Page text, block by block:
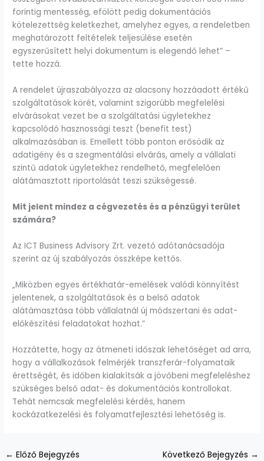
forintig mentesség, efölött pedig dokumentációs
kötelezettség keletkezhet, amelyhez egyes, a rendeletben
meghatározott feltételek teljesülése esetén
egyszerűsített helyi dokumentum is elegendő lehet” –
tette hozzá.
A rendelet újraszabályozza az alacsony hozzáadott értékű
szolgáltatások körét, valamint szigorúbb megfelelési
elvárásokat vezet be a szolgáltatási ügyletekhez
kapcsolódó hasznossági teszt (benefit test)
alkalmazásában is. Emellett több ponton erősödik az
adatigény és a szegmentálási elvárás, amely a vállalati
szintű adatok ügyletekhez rendelhető, megfelelően
alátámasztott riportolását teszi szükségessé.
Mit jelent mindez a cégvezetés és a pénzügyi terület
számára?
Az ICT Business Advisory Zrt. vezető adótanácsadója
szerint az új szabályozás összképe kettős.
„Miközben egyes értékhatár-emelések valódi könnyítést
jelentenek, a szolgáltatások és a belső adatok
alátámasztása több vállalatnál új módszertani és adat-
előkészítési feladatokat hozhat.”
Hozzátette, hogy az átmeneti időszak lehetőséget ad arra,
hogy a vállalkozások felmérjék transzferár-folyamataik
érettségét, és időben kialakítsák a jövőbeni megfeleléshez
szükséges belső adat- és dokumentációs kontrollokat.
Tehát nemcsak megfelelési kérdés, hanem
kockázatkezelési és folyamatfejlesztési lehetőség is.
← Előző Bejegyzés Következő Bejegyzés →